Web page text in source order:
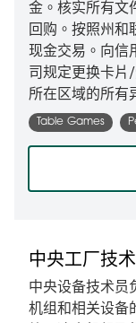
金。核实所有文
回购。按照州和
现金交易。向信
司规定更换卡片
所在区域的所有
Table Games
中央工厂技
中央设备技术员
机组和相关设备